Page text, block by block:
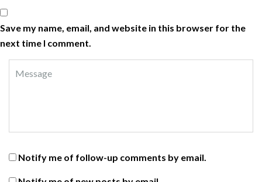
Save my name, email, and website in this browser for the
next time I comment.
Notify me of follow-up comments by email.